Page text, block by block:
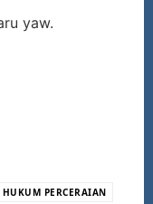
yaw.
HUKUM PERCERAIAN